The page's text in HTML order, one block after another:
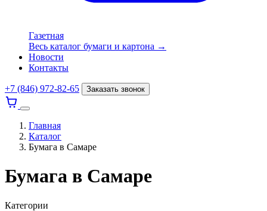
Газетная
Весь каталог бумаги и картона →
Новости
Контакты
+7 (846) 972-82-65 Заказать звонок
Главная
Каталог
Бумага в Самаре
Бумага в Самаре
Категории